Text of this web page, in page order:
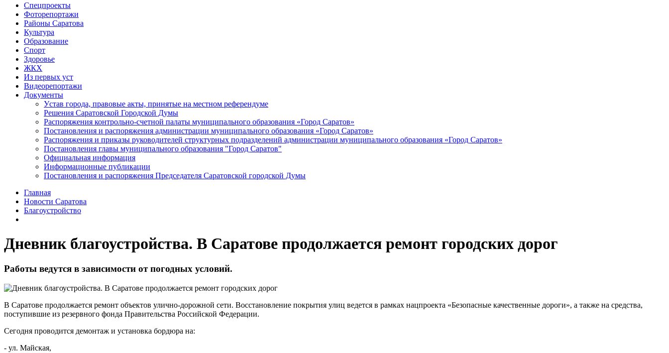
Спецпроекты
Фоторепортажи
Районы Саратова
Культура
Образование
Спорт
Здоровье
ЖКХ
Из пеpвых уст
Видеорепортажи
Документы
Уcтав города, правовые акты, принятые на местном референдуме
Решения Саратовской Городской Думы
Распоряжения контрольно-счетной палаты муниципального образования «Город Саратов»
Постановления и распоряжения администрации муниципального образования «Город Саратов»
Распоряжения и приказы руководителей структурных подразделений администрации муниципального образования «Город Саратов»
Постановления главы муниципального образования "Город Саратов"
Официальная информация
Информационные публикации
Постановления и распоряжения Председателя Саратовской городской Думы
Главная
Новости Саратова
Благоустройство
Дневник благоустройства. В Саратове продолжается ремонт городских дорог
Работы ведутся в зависимости от погодных условий.
В Саратове продолжается ремонт объектов улично-дорожной сети. Восстановление покрытия улиц ведется в рамках нацпроекта «Безопасные качественные дороги», а также на средства,
поступившие из резервного фонда Правительства Российской Федерации.
Сегодня проводится демонтаж и установка бордюра на:
- ул. Майская,